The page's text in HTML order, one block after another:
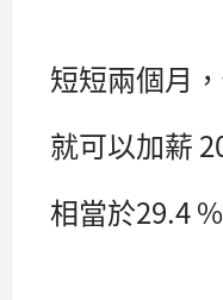
短短兩個月
就可以加薪
相當於29.4